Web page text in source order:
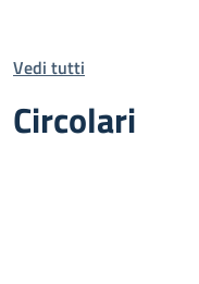
Vedi tutti
Circolari